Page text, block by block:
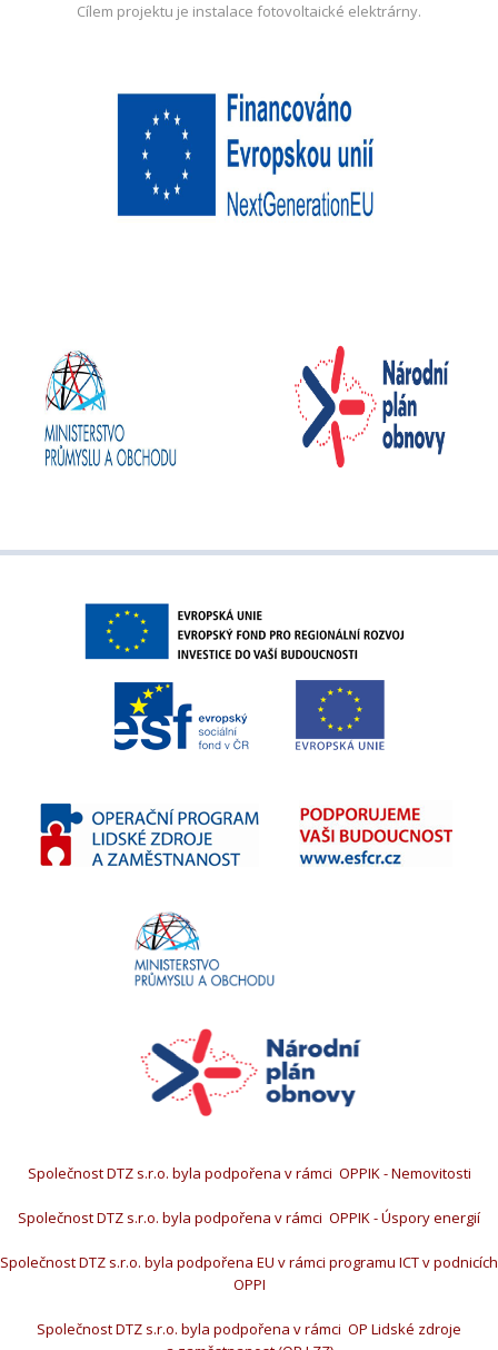
Cílem projektu je instalace fotovoltaické elektrárny.
Společnost DTZ s.r.o. byla podpořena v rámci OPPIK - Nemovitosti
Společnost DTZ s.r.o. byla podpořena v rámci OPPIK - Úspory energií
Společnost DTZ s.r.o. byla podpořena EU v rámci programu ICT v podnicích
OPPI
Společnost DTZ s.r.o. byla podpořena v rámci OP Lidské zdroje